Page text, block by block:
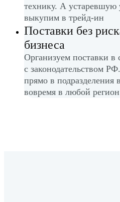
технику. А устаревшую
выкупим в трейд-ин
Поставки без
бизнеса
Организуем поставки в
с законодательством
прямо в
вовремя в любой